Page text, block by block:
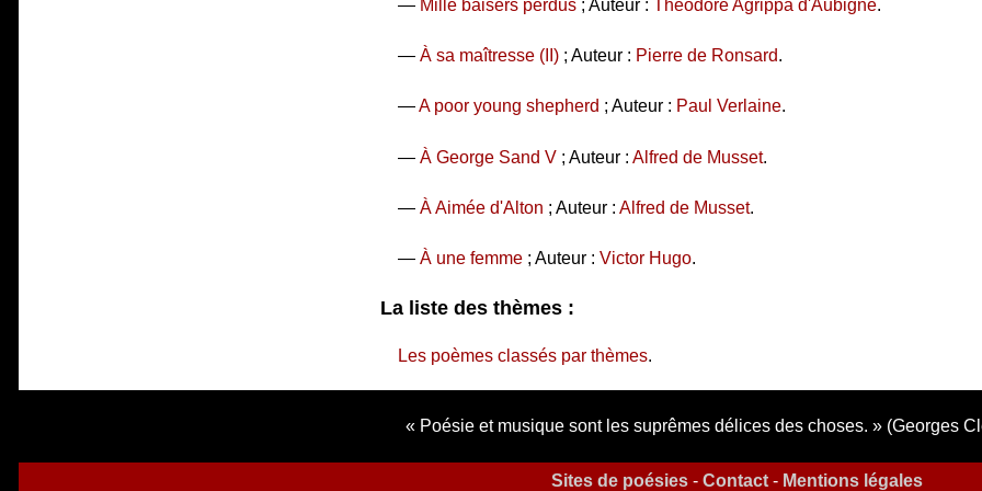
— Mille baisers perdus ; Auteur : Théodore Agrippa d'Aubigné.
— À sa maîtresse (II) ; Auteur : Pierre de Ronsard.
—A poor young shepherd ; Auteur : Paul Verlaine.
— À George Sand V ; Auteur : Alfred de Musset.
— À Aimée d'Alton ; Auteur : Alfred de Musset.
— À une femme ; Auteur : Victor Hugo.
La liste des thèmes :
Les poèmes classés par thèmes.
Poésie et musique sont les suprêmes délices des choses. (Georges
Sites de poésies- Contact- Mentions légales